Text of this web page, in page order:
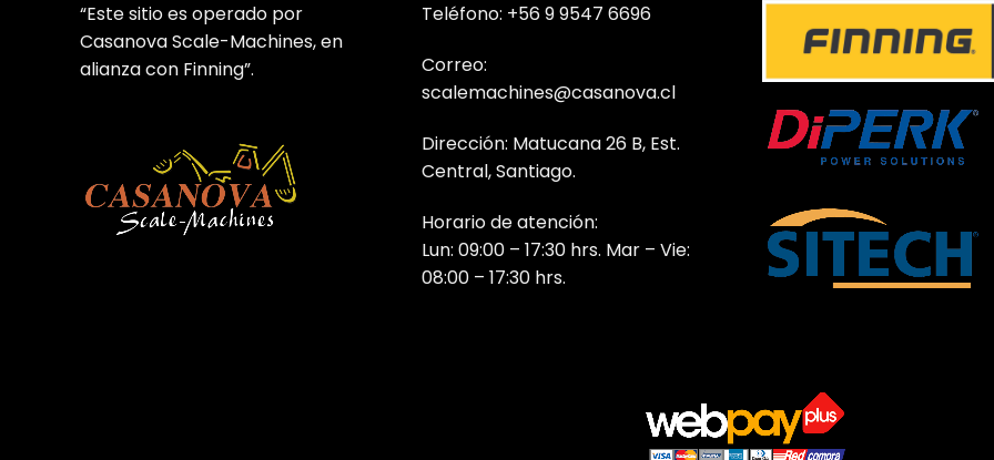
“Este sitio es operado por
Casanova Scale-Machines, en
alianza con Finning”.
Teléfono: +56 9 9547 6696
Correo:
scalemachines@casanova.cl
Dirección: Matucana 26 B, Est.
Central, Santiago.
Horario de atención:
Lun: 09:00 – 17:30 hrs. Mar – Vie:
08:00 – 17:30 hrs.